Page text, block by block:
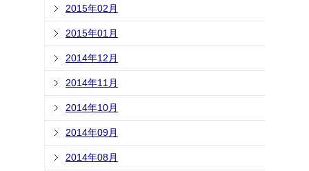
2015年02月
2015年01月
2014年12月
2014年11月
2014年10月
2014年09月
2014年08月